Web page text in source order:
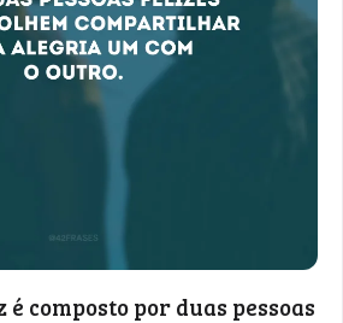
composto por duas pessoas